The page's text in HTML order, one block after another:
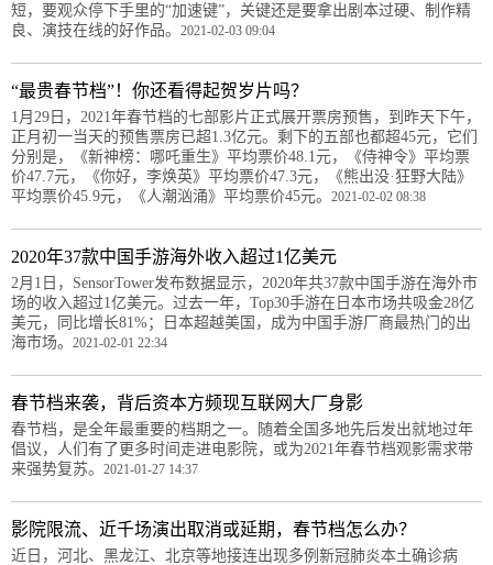
短，要观众停下手里的“加速键”，关键还是要拿出剧本过硬、制作精
良、演技在线的好作品。 2021-02-03 09:04
“最贵春节档”！你还看得起贺岁片吗？
1月29日，2021年春节档的七部影片正式展开票房预售，到昨天下午，
正月初一当天的预售票房已超1.3亿元。剩下的五部也都超45元，它们
分别是，《新神榜：哪吒重生》平均票价48.1元，《侍神令》平均票
价47.7元，《你好，李焕英》平均票价47.3元，《熊出没·狂野大陆》
平均票价45.9元，《人潮汹涌》平均票价45元。 2021-02-02 08:38
2020年37款中国手游海外收入超过1亿美元
2月1日，SensorTower发布数据显示，2020年共37款中国手游在海外市
场的收入超过1亿美元。过去一年，Top30手游在日本市场共吸金28亿
美元，同比增长81%；日本超越美国，成为中国手游厂商最热门的出
海市场。 2021-02-01 22:34
春节档来袭，背后资本方频现互联网大厂身影
春节档，是全年最重要的档期之一。随着全国多地先后发出就地过年
倡议，人们有了更多时间走进电影院，或为2021年春节档观影需求带
来强势复苏。 2021-01-27 14:37
影院限流、近千场演出取消或延期，春节档怎么办？
近日，河北、黑龙江、北京等地接连出现多例新冠肺炎本土确诊病